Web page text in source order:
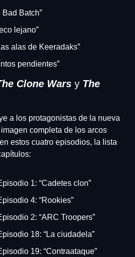
Bad Batch”
lejano”
alas de Keeradaks”
pendientes”
Clone Wars y The
a los protagonistas de la nueva
completa de los arcos
estos cuatro episodios, la lista
1: “Cadetes clon”
4: “Rookies”
2: “ARC Troopers”
18: “La ciudadela”
19: “Contraataque”